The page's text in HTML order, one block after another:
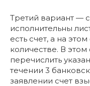
Третий вариант —
исполнительны
есть счет, а на
количестве. В этом
перечислить
течении 3
заявлении счет